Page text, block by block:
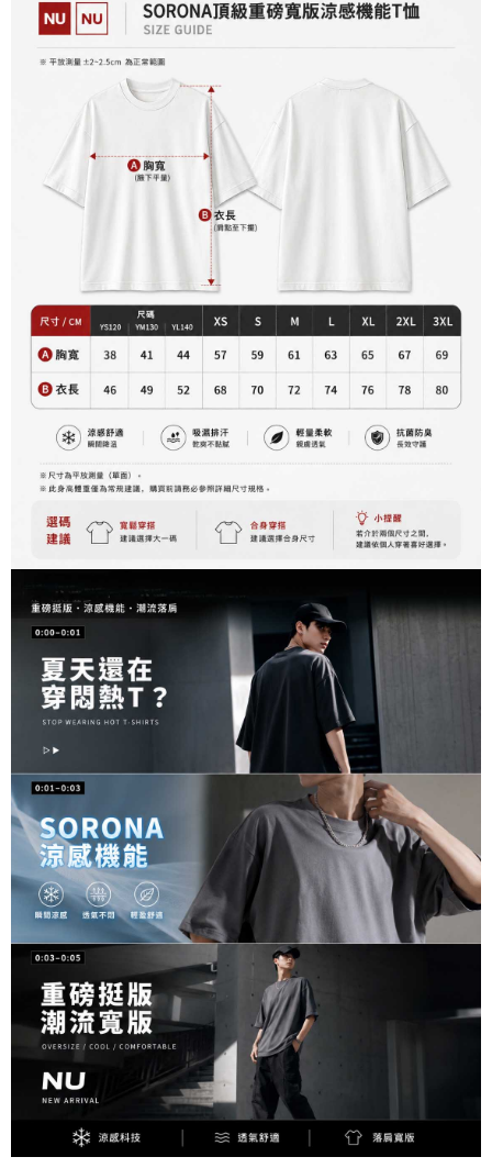
合、注文は自動的にキャンセルされます。「転専審査」に未通過の状況が
発生した場合は、システムの評価基準に達していないことを意味し、評価
【支払い方法の説明】
1. 分割払いの金額は電信請求書に統合されず、「OP Pay Later」は毎月の
締め日後に支払いリマインダーのSMSを送信します。
2. SMSのリンクを通じて請求書を開いた後、「コンビニバーコード／台湾
大直営店舗／銀行振込／街口支払い／iPASS MONEY」などのチャネルで
支払いを選択できます。
1. 本サービスは「台湾大哥大株式会社」（以下「当社」といいます）によ
って提供され、ユーザーが取引時に本サービスを通じて商品やサービスを
購入できるようにし、店舗が売買／分割払い売買の債権を当社に譲渡した
後、契約に基づいて当社の請求書で帳款を支払うことになります。
2. 「OP Pay Later」を利用する契約関係の目的から、店舗はあなたの個人
情報（名前、電話または住所を含む）を台湾大哥大に提供し、収集、処理
および利用するために、当社があなた本人と分割請求書に必要な情報の確
認、照合および修正を行います。
3. 完全なユーザーサービス規約については、以下のリンクを参照してくだ
さい：https://oppay.tw/userRule
4.ご注文が完了すると、携帯に支払い通知のSMSが届きます。アプリ会員
の場合は、AFTEE アプリプッシュ通知が届きます。
5.商品受け取り時のお支払いは不要です。商品を確かめてから、SMSまた
はアプリの通知に従って、4大コンビニ、またはATM/オンラインバンキン
グでお支払いください。
代金納付期限は最短で 14 日以内ですので、ご注意ください。AFTEE アプ
リをダウンロードして AFTEE 会員になるとお支払い期限を最長 45 日以内
まで延長できます。
お支払期限は、ショップが請求した期日と、AFTEEで延長できる日数をも
とに計算されます。AFTEEで注文すると、商品を受け取るまで支払い期限
を延長できますが、商品を期限内に受け取れない場合があります（例：予
約商品や商品到着日が比較的遅い商品）。そのため、商品到着の有無に関
わらず、AFTEEで指定された期限内にお支払いください。
二、支払い限度額
1.初回 AFTEEを ご利用の際に、認証結果及び当社の審査の結果に基づ
2.決済金額は最低NT$20です。
3.現在、台湾の会員のみご利用いただけます。
三、利用規約「AFTEE代金後払い」（以下当サービスという）はネットプ
ロテクションズ（以下 AFTEE という）が提供し、AFTEEが代金を徴収し
ます。当サービスご利用の際に提供しなければならない個人情報（注文者
の氏名、電話番号、受取人の氏名、電話番号、受取人住所を含むがこれに
限らない）は、AFTEEに渡され当サービスで必要な範囲内で利用されま
す。AFTEEの個人情報の収集、処理、利用について、詳細はAFTEE公式ホ
ームページの『個人情報の収集、処理及び利用に関する声明』をご参照く
ださい（
AFTEEの初回ご利用の際に、審査を通過すれば、最高額がNT$10,000にな
ります。支払い期限を過ぎた場合、その金額に基づいて年利20%の遅延滞
納金が加算されます。未成年の利用者は、事前に法定代理人または後見人
の同意を得ればAFTEEをご利用いただけます。
個人情報の処理、利用について疑問がある、または関連する法律の権利を
行使したい場合は、ネットプロテクションズ
cs_tw@netprotections.co.jp
にご連絡ください。上記に示した個人情報を、必要な購入注文書とあわせ
てAFTEEにご提供いただく、またはAFTEEにあなたの個人情報の収集、処
理、利用を許可することににご同意いただけない場合は、当サービスを選
択しないでください。
配送毎にNT$65、NT$899以上で送料無料
配送毎にNT$60、NT$899以上で送料無料
7-11付款取貨
配送毎にNT$65、NT$899以上で送料無料
付款後7-11取貨
配送毎にNT$60、NT$899以上で送料無料
配送毎にNT$65、NT$899以上で送料無料